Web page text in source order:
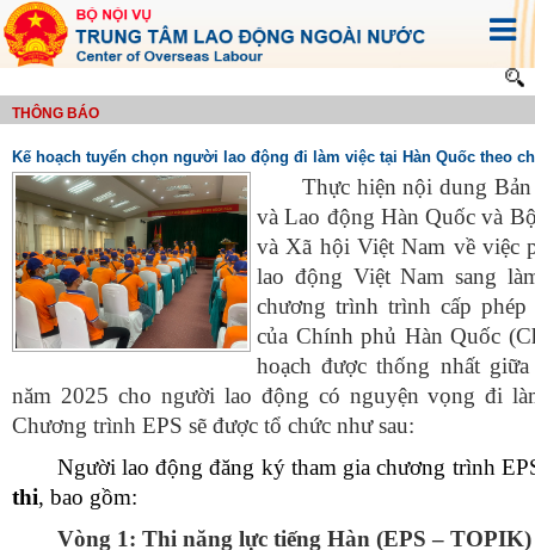
THÔNG BÁO
Kế hoạch tuyển chọn người lao động đi làm việc tại Hàn Quốc theo
Thực hiện nội dung
và Lao động Hàn Quốc và
và Xã hội Việt Nam về việc
lao động Việt Namsang
chương trình trình cấp
của Chính phủ Hàn Quốc
hoạch được thống nhất
năm 2025 cho người lao động có nguyện vọng đi
Chương trình EPS sẽ được tổ chức như sau:
Người lao động đăng ký tham gia chương trình
thi, bao gồm:
Vòng 1: Thi năng lực tiếng Hàn (EPS – TOPIK)